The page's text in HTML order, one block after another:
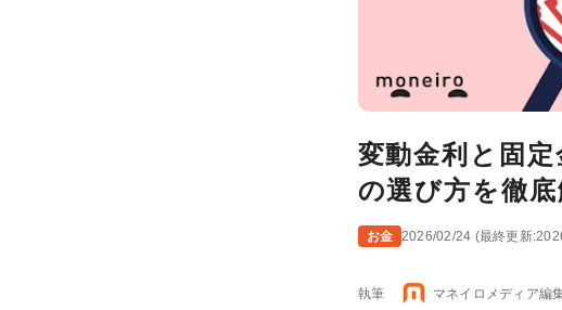
変動金利と固
の選び方を徹
お金 2026/02/24 (最終更新:
執筆 マネイロメディア編